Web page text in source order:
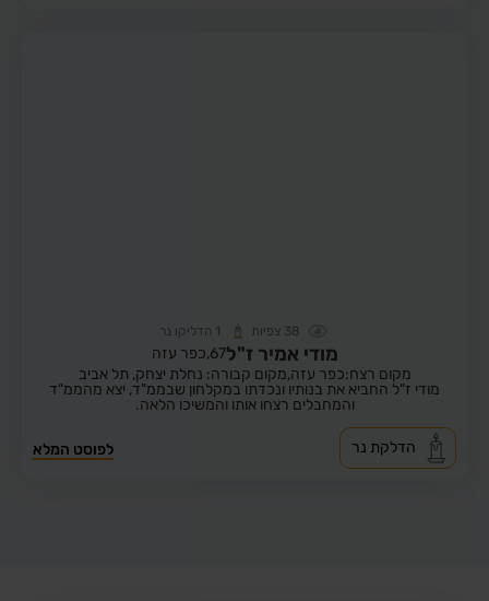
38 צפיות 1 הדליקו נר
מודי אמיר ז"ל67, כפר עזה
מקום רצח:כפר עזה,מקום קבורה: נחלת יצחק, תל אביב
מודי ז"ל החביא את בנותיו ונכדתו במקלחון שבממ"ד, יצא מהממ"ד
והמחבלים רצחו אותו והמשיכו הלאה.
לפוסט המלא הדלקת נר